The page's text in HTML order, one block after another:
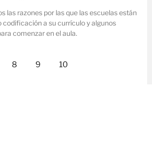
las razones por las que las escuelas están
codificación a su currículo y algunos
comenzar en el aula.
8 9 10